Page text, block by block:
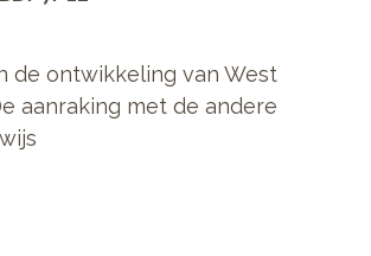
de ontwikkeling van West
aanraking met de andere